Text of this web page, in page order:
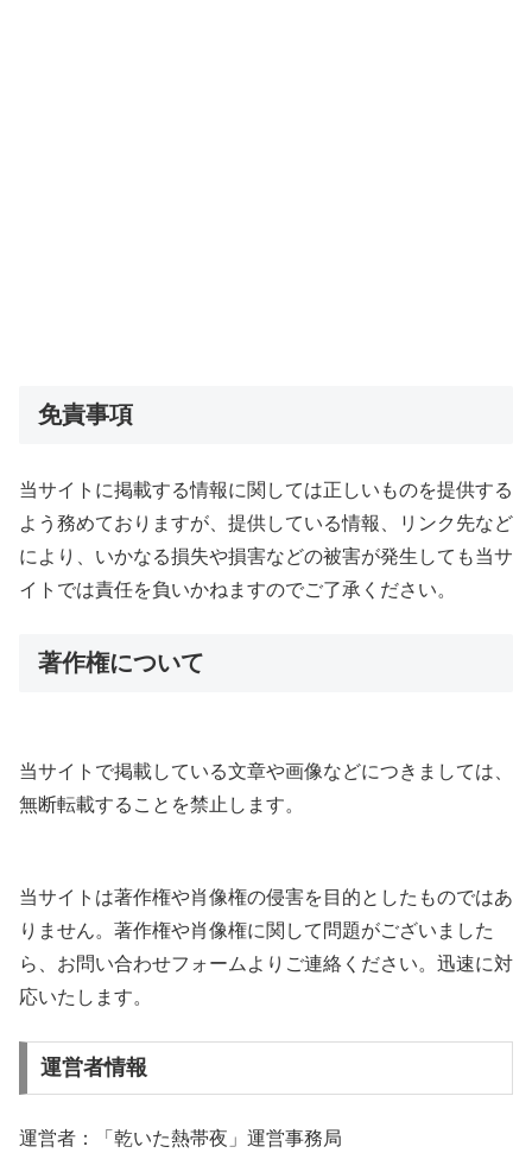
免責事項
当サイトに掲載する情報に関しては正しいものを提供する
よう務めておりますが、提供している情報、リンク先など
により、いかなる損失や損害などの被害が発生しても当サ
イトでは責任を負いかねますのでご了承ください。
著作権について
当サイトで掲載している文章や画像などにつきましては、
無断転載することを禁止します。
当サイトは著作権や肖像権の侵害を目的としたものではあ
りません。著作権や肖像権に関して問題がございました
ら、お問い合わせフォームよりご連絡ください。迅速に対
応いたします。
運営者情報
運営者：「乾いた熱帯夜」運営事務局